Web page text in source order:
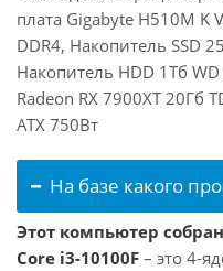
плата Gigabyte H510M K
DDR4, Накопитель SSD
Накопитель HDD 1Тб
Radeon RX 7900XT 20Гб
ATX 750Вт
На базе какого
Этот компьютер
Core i3-10100F – это 4-